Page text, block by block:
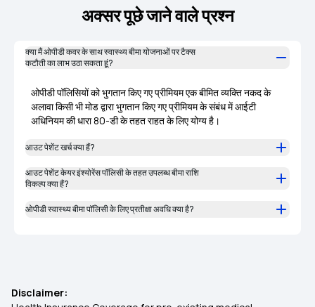
अक्सर पूछे जाने वाले प्रश्न
क्या मैं ओपीडी कवर के साथ स्वास्थ्य बीमा योजनाओं पर टैक्स
कटौती का लाभ उठा सकता हूं?
ओपीडी पॉलिसियों को भुगतान किए गए प्रीमियम एक बीमित व्यक्ति नकद के
अलावा किसी भी मोड द्वारा भुगतान किए गए प्रीमियम के संबंध में आईटी
अधिनियम की धारा 80-डी के तहत राहत के लिए योग्य है।
आउट पेशेंट खर्च क्या हैं?
आउट पेशेंट केयर इंश्योरेंस पॉलिसी के तहत उपलब्ध बीमा राशि
विकल्प क्या हैं?
ओपीडी स्वास्थ्य बीमा पॉलिसी के लिए प्रतीक्षा अवधि क्या है?
Disclaimer: